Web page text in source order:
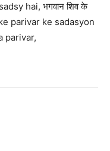
hai, भगवान शिव के
ke parivar ke sadasyon
parivar,